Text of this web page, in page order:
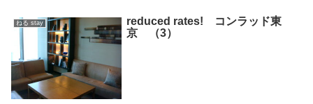
ねる stay
reduced rates! コンラッド東
京 （3）